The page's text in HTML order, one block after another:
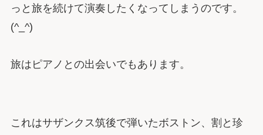
っと旅を続けて演奏したくなってしまうのです。
(^_^)
旅はピアノとの出会いでもあります。
これはサザンクス筑後で弾いたボストン、割と珍